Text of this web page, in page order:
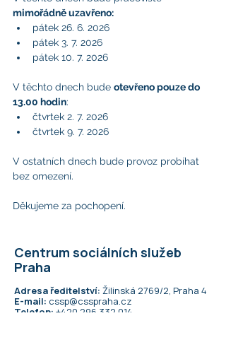
mimořádně uzavřeno:
pátek 26. 6. 2026
pátek 3. 7. 2026
pátek 10. 7. 2026
V těchto dnech bude otevřeno pouze do
13.00 hodin:
čtvrtek 2. 7. 2026
čtvrtek 9. 7. 2026
V ostatních dnech bude provoz probíhat
bez omezení.
Děkujeme za pochopení.
Centrum sociálních služeb
Praha
Adresa ředitelství: Žilinská 2769/2, Praha 4​
E-mail: cssp@csspraha.cz
Telefon: +420 296 332 014